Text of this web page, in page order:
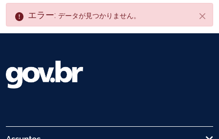
閉じる
エラー: データが見つかりません。